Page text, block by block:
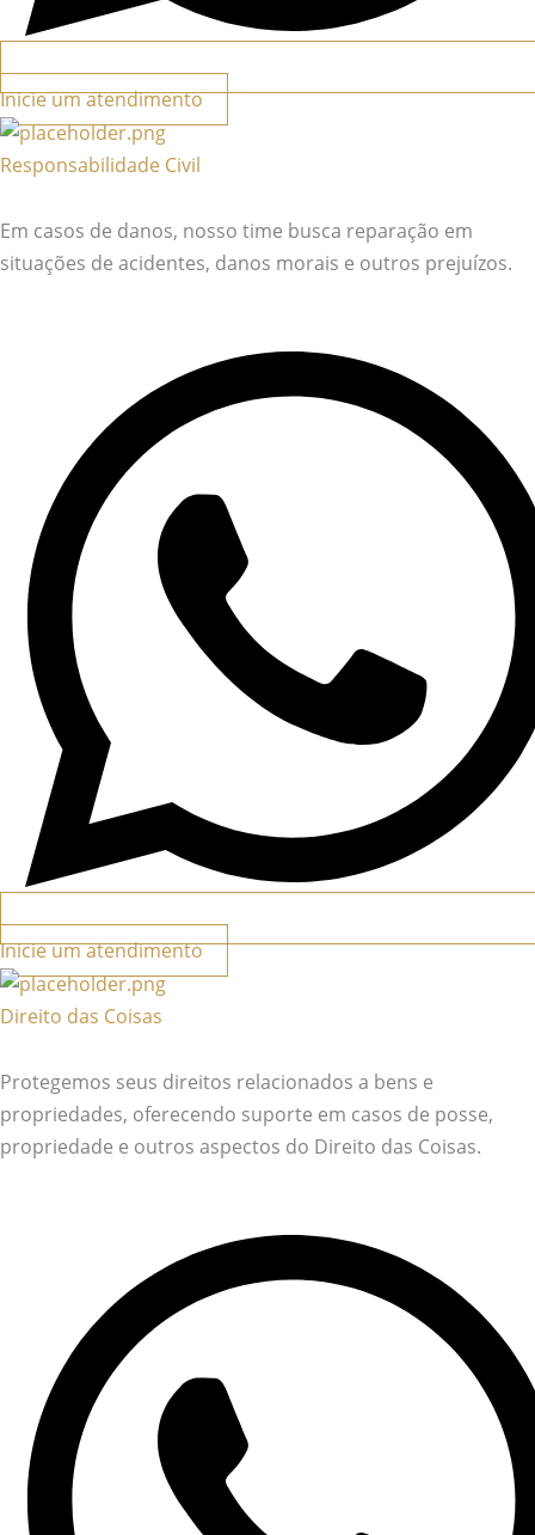
Inicie um atendimento
Responsabilidade Civil
Em casos de danos, nosso time busca reparação em
situações de acidentes, danos morais e outros prejuízos.
Inicie um atendimento
Direito das Coisas
Protegemos seus direitos relacionados a bens e
propriedades, oferecendo suporte em casos de posse,
propriedade e outros aspectos do Direito das Coisas.